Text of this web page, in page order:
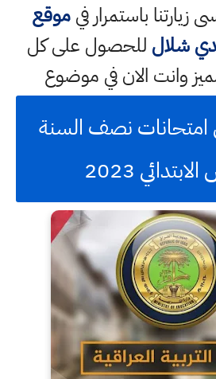
زيارتنا باستمرار فيموقع
شلال للحصول على كل
وانت الان في موضوع
امتحانات نصف السنة
2023